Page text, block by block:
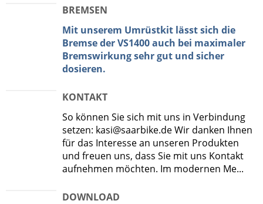
BREMSEN
Mit unserem Umrüstkit lässt sich die
Bremse der VS1400 auch bei maximaler
Bremswirkung sehr gut und sicher
dosieren.
KONTAKT
So können Sie sich mit uns in Verbindung
setzen: kasi@saarbike.de Wir danken Ihnen
für das Interesse an unseren Produkten
und freuen uns, dass Sie mit uns Kontakt
aufnehmen möchten. Im modernen Me...
DOWNLOAD